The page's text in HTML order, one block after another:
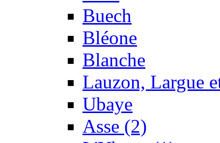
Buech
Bléone
Blanche
Lauzon, Largue
Ubaye
Asse (2)